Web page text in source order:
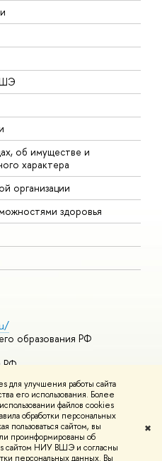
для улучшения работы сайта
его использования. Более
файлов cookies
обработки персональных
пользоваться сайтом, вы
проинформированы об
сайтом НИУ ВШЭ и согласны
персональных данных. Вы
✖
об имуществе и
характера
организации
здоровья
образования РФ
РФ
контактыУсловия
конфиденциальности